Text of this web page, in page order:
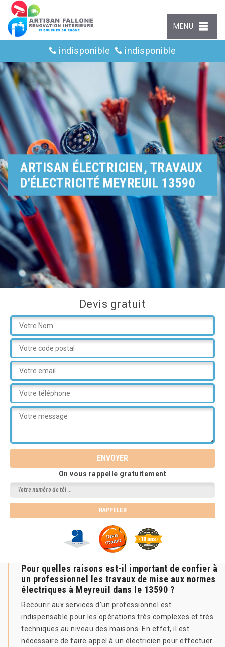
MENU
indisponible indisponible
ARTISAN ÉLECTRICIEN, TRAVAUX
D'ÉLECTRICITÉ MEYREUIL 13590
Devis gratuit
On vous rappelle gratuitement
Pour quelles raisons est-il important de confier à
un professionnel les travaux de mise aux normes
électriques à Meyreuil dans le 13590 ?
Recourir aux services d'un professionnel est
indispensable pour les opérations très complexes et très
techniques au niveau des maisons. En effet, il est
nécessaire de faire appel à un électricien pour effectuer